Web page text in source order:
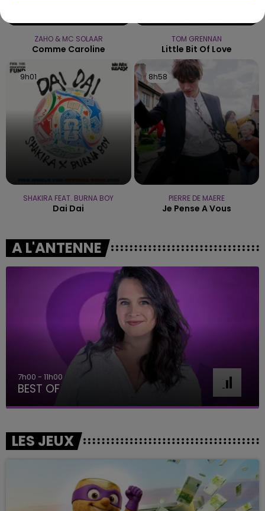
ZAHO & MC SOLAAR
Comme Caroline
TOM GRENNAN
Little Bit Of Love
9h01
9h01
SHAKIRA FEAT. BURNA BOY
Dai Dai
8h58
8h58
PIERRE DE MAERE
Je Pense A Vous
A L'ANTENNE
7h00 - 11h00
BEST OF
LES JEUX